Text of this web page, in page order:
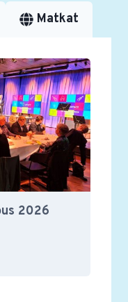
Matkat
2026